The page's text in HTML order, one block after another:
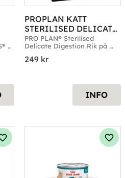
PROPLAN KATT
STERILISED DELICATE
CHICKEN
PRO PLAN® Sterilised
Delicate Digestion Rik på
10kg
249kr
INFO
Lägg till i favoriter